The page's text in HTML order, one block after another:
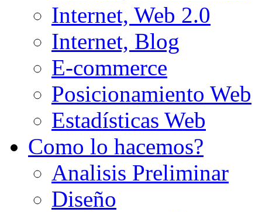
Internet, Web 2.0
Internet, Blog
E-commerce
Posicionamiento Web
Estadísticas Web
Como lo hacemos?
Analisis Preliminar
Diseño